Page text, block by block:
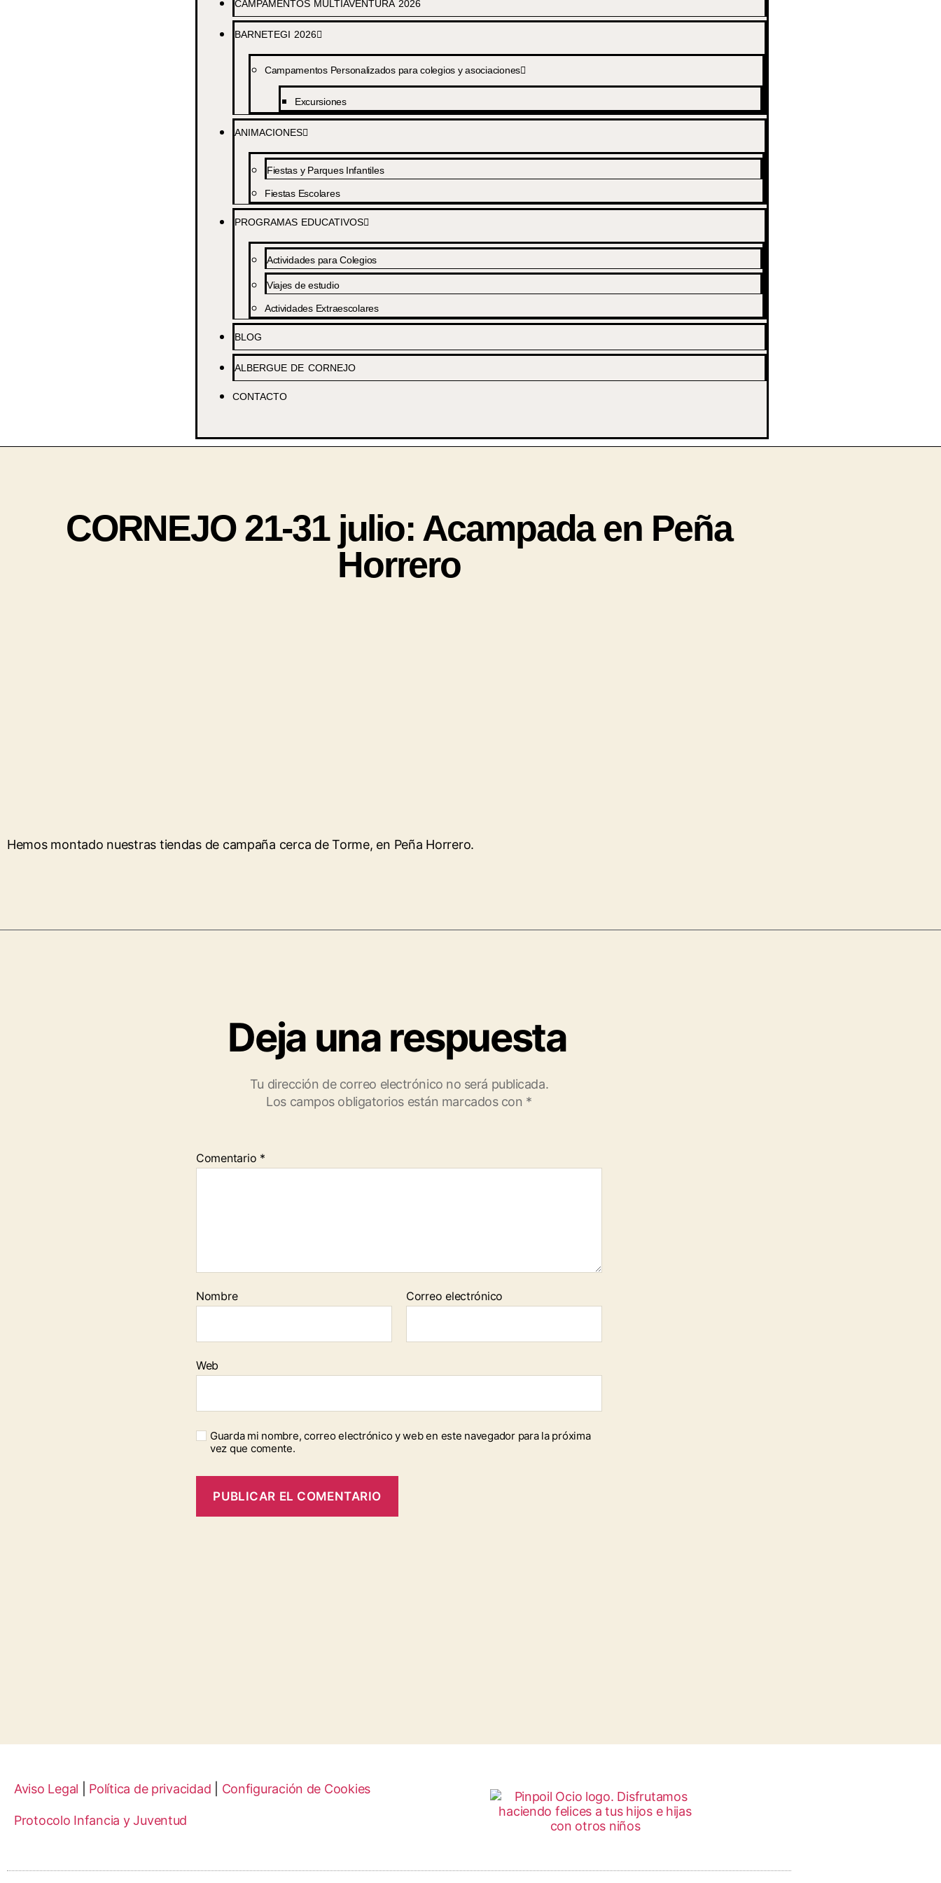
CAMPAMENTOS MULTIAVENTURA 2026
BARNETEGI 2026
Campamentos Personalizados para colegios y asociaciones
Excursiones
ANIMACIONES
Fiestas y Parques Infantiles
Fiestas Escolares
PROGRAMAS EDUCATIVOS
Actividades para Colegios
Viajes de estudio
Actividades Extraescolares
BLOG
ALBERGUE DE CORNEJO
CONTACTO
CORNEJO 21-31 julio: Acampada en Peña
Horrero
Hemos montado nuestras tiendas de campaña cerca de Torme, en Peña Horrero.
Deja una respuesta
Tu dirección de correo electrónico no será publicada.
Los campos obligatorios están marcados con *
Comentario *
Nombre Correo electrónico
Web
Guarda mi nombre, correo electrónico y web en este navegador para la próxima
vez que comente.
Aviso Legal Política de privacidad Configuración de Cookies
Protocolo Infancia y Juventud